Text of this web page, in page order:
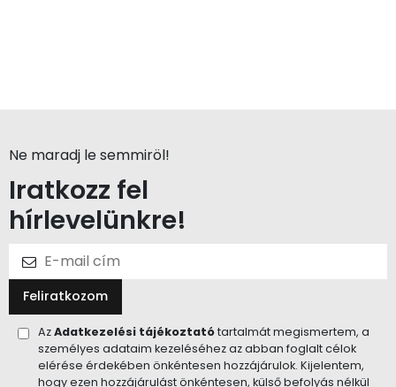
Ne maradj le semmiröl!
Iratkozz fel
hírlevelünkre!
Feliratkozom
AzAdatkezelési tájékoztatótartalmát megismertem, a
személyes adataim kezeléséhez az abban foglalt célok
elérése érdekében önkéntesen hozzájárulok. Kijelentem,
hogy ezen hozzájárulást önkéntesen, külső befolyás nélkül